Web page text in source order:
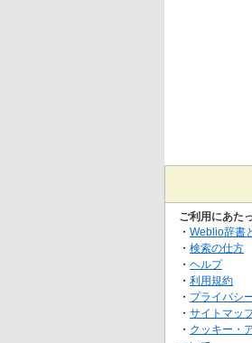
ご利用にあた
・ Weblio辞書
・ 検索の仕方
・ ヘルプ
・ 利用規約
・ プライバシ
・ サイトマッ
・ クッキー・